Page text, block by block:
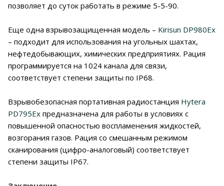
позволяет до суток работать в режиме 5-5-90.
Еще одна взрывозащищенная модель – Kirisun DP980Ex
– подходит для использования на угольных шахтах,
нефтедобывающих, химических предприятиях. Рация
программируется на 1024 канала для связи,
соответствует степени защиты по IP68.
Взрывобезопасная портативная радиостанция Hytera
PD795Ex предназначена для работы в условиях с
повышенной опасностью воспламенения жидкостей,
возгорания газов. Рация со смешанным режимом
сканирования (цифро-аналоговый) соответствует
степени защиты IP67.